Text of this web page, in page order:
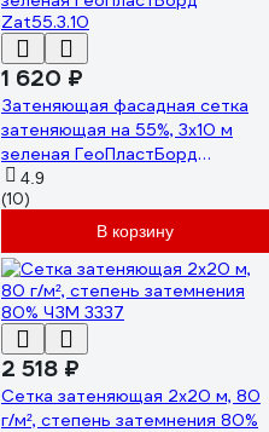
1 620 ₽
Затеняющая фасадная сетка
затеняющая на 55%, 3x10 м
зеленая ГеоПластБорд
Zat55.3.10
4.9
(10)
В корзину
2 518 ₽
Сетка затеняющая 2x20 м, 80
г/м², степень затемнения 80%